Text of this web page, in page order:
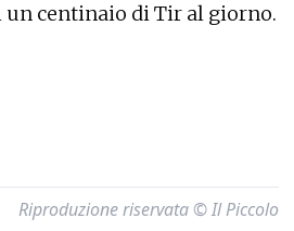
un centinaio di Tir al giorno.
Riproduzione riservata © Il Piccolo